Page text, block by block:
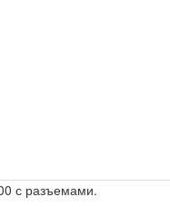
с разъемами.